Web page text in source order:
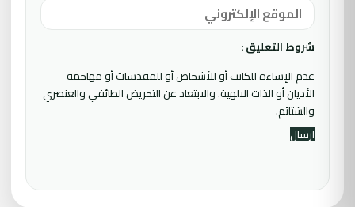
شروط التعليق :
عدم الإساءة للكاتب أو للأشخاص أو للمقدسات أو مهاجمة
الأديان أو الذات الالهية. والابتعاد عن التحريض الطائفي والعنصري
والشتائم.